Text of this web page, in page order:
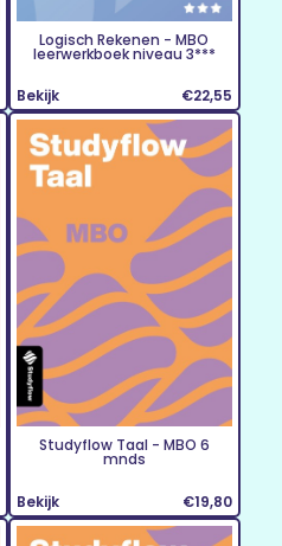
Logisch Rekenen - MBO
leerwerkboek niveau 3***
Bekijk €22,55
Studyflow Taal - MBO 6
mnds
Bekijk €19,80